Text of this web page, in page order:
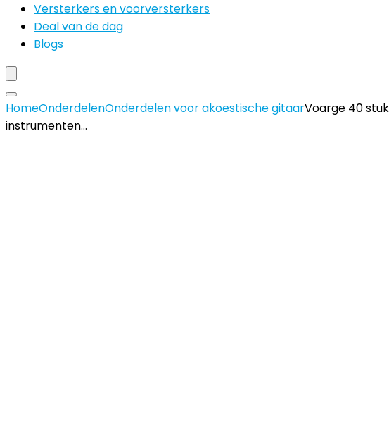
Versterkers en voorversterkers
Deal van de dag
Blogs
HomeOnderdelenOnderdelen voor akoestische gitaarVoarge 40
instrumenten…